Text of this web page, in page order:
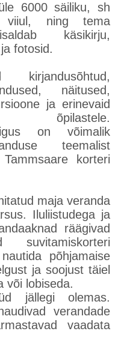
6000 säiliku, sh
viiul, ning tema
käsikirju,
fotosid.
kirjandusõhtud,
näitused,
ja erinevaid
õpilastele.
on võimalik
teemalist
korteri
maja veranda
Iluliistudega ja
räägivad
suvitamiskorteri
põhjamaise
ja soojust täiel
või lobiseda.
jällegi olemas.
verandade
vaadata